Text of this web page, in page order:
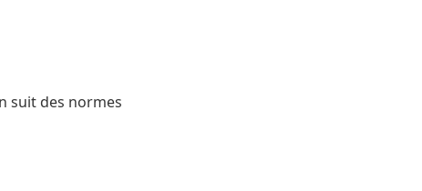
suit des normes